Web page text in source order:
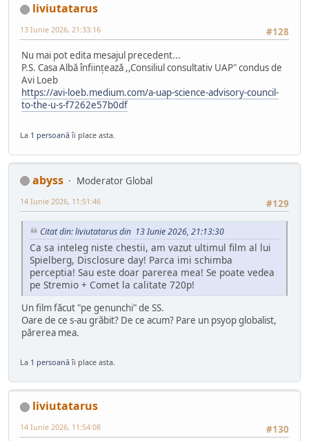
liviutatarus
#128
13 Iunie 2026, 21:33:16
Nu mai pot edita mesajul precedent...
P.S. Casa Albă înființează ,,Consiliul consultativ UAP" condus de
Avi Loeb
https://avi-loeb.medium.com/a-uap-science-advisory-council-
to-the-u-s-f7262e57b0df
La 1 persoanăîi place asta.
abyss
Moderator Global
#129
14 Iunie 2026, 11:51:46
Citat din: liviutatarus din 13 Iunie 2026, 21:13:30
Ca sa inteleg niste chestii, am vazut ultimul film al lui
Spielberg, Disclosure day! Parca imi schimba
perceptia! Sau este doar parerea mea! Se poate vedea
pe Stremio + Comet la calitate 720p!
Un film făcut "pe genunchi" de SS.
Oare de ce s-au grăbit? De ce acum? Pare un psyop globalist,
părerea mea.
La 1 persoanăîi place asta.
liviutatarus
#130
14 Iunie 2026, 11:54:08